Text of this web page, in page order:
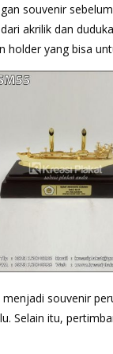
souvenir
akrilik dan
holder yang bisa
souvenir
Selain itu,